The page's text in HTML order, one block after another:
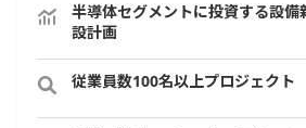
半導体セグメントに投資する設備
設計画
従業員数100名以上プロジェクト